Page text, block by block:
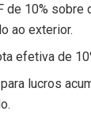
de 10%
ao exterior.
efetiva de
lucros